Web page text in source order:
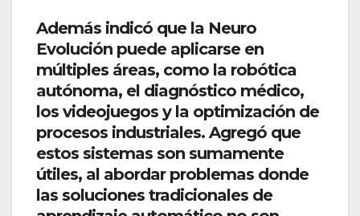
Además indicó que la Neuro
Evolución puede aplicarse en
múltiples áreas, como la robótica
autónoma, el diagnóstico médico,
los videojuegos y la optimización de
procesos industriales. Agregó que
estos sistemas son sumamente
útiles, al abordar problemas donde
las soluciones tradicionales de